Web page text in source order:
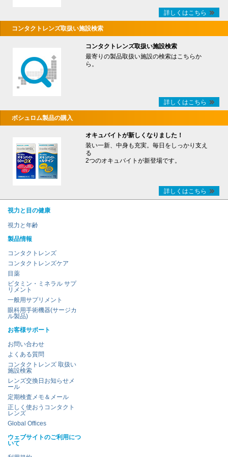
詳しくはこちら
コンタクトレンズ取扱い施設検索
コンタクトレンズ取扱い施設検索
最寄りの製品取扱い施設の検索はこちらか
ら。
詳しくはこちら
ボシュロム製品の購入
オキュバイトが新しくなりました！
装い一新、中身も充実。毎日をしっかり支え
る
2つのオキュバイトが新登場です。
詳しくはこちら
視力と目の健康
視力と年齢
製品情報
コンタクトレンズ
コンタクトレンズケア
目薬
ビタミン・ミネラル サプ
リメント
一般用サプリメント
眼科用手術機器(サージカ
ル製品)
お客様サポート
お問い合わせ
よくある質問
コンタクトレンズ 取扱い
施設検索
レンズ交換日お知らせメ
ール
定期検査メモ＆メール
正しく使おうコンタクト
レンズ
Global Offices
ウェブサイトのご利用につ
いて